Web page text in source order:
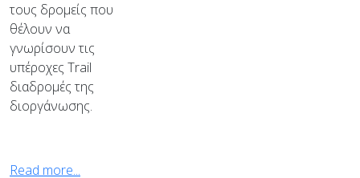
τους δρομείς που
θέλουν να
γνωρίσουν τις
υπέροχες Trail
διαδρομές της
διοργάνωσης.
Read more...